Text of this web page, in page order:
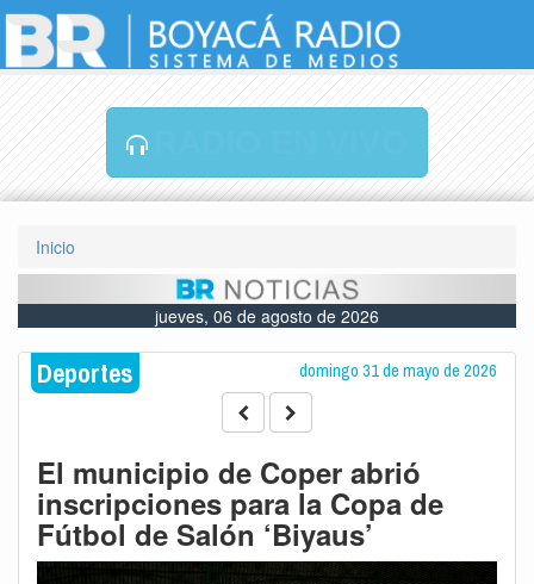
Inicio
jueves, 06 de agosto de 2026
Deportes domingo 31 de mayo de 2026
El municipio de Coper abrió
inscripciones para la Copa de
Fútbol de Salón ‘Biyaus’